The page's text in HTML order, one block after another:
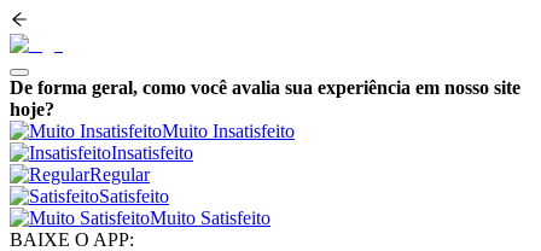
De forma geral, como você avalia sua experiência em nosso site
hoje?
Muito Insatisfeito
Insatisfeito
Regular
Satisfeito
Muito Satisfeito
BAIXE O APP: